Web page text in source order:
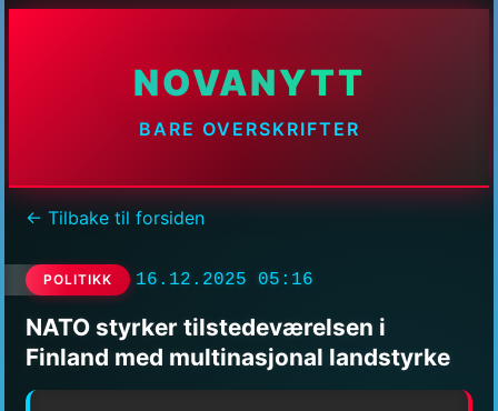
NOVANYTT
BARE OVERSKRIFTER
← Tilbake til forsiden
POLITIKK 16.12.2025 05:16
NATO styrker tilstedeværelsen i
Finland med multinasjonal landstyrke